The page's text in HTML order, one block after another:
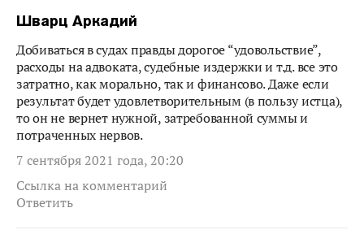
Шварц Аркадий
Добиваться в судах правды дорогое “удовольствие”,
расходы на адвоката, судебные издержки и т.д. все это
затратно, как морально, так и финансово. Даже если
результат будет удовлетворительным (в пользу истца),
то он не вернет нужной, затребованной суммы и
потраченных нервов.
7 сентября 2021 года, 20:20
Ссылка на комментарий
Ответить